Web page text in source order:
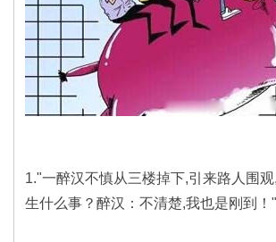
1."一醉汉不慎从三楼掉下,引来路人围
生什么事？醉汉：不清楚,我也是刚到！"